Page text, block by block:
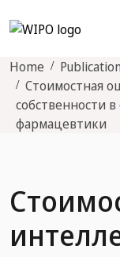
Home
Стоимостная
собственности
фармацевтики